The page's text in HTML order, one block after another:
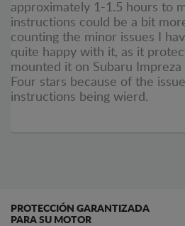
approximately 1-1.5 hours to
instructions could be a bit
counting the minor issues I
quite happy with it, as it
mounted it on Subaru Impreza
Four stars because of the
instructions being wierd.
PROTECCIÓN GARANTIZADA
PARA SU MOTOR